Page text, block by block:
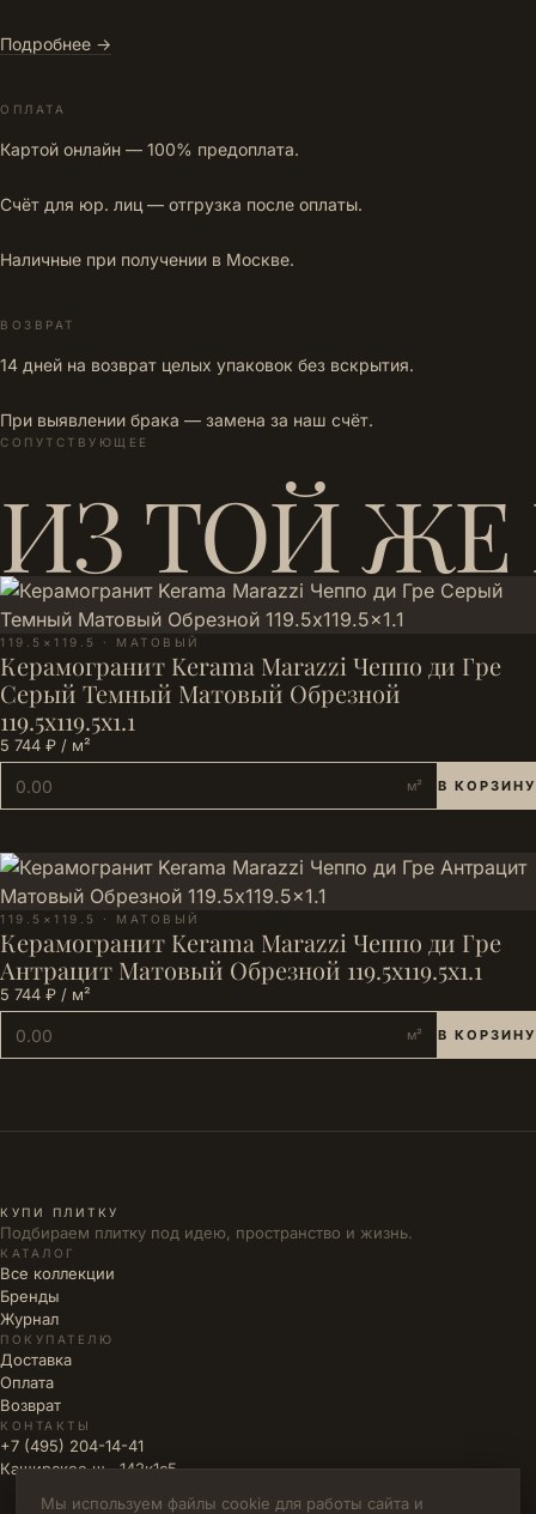
Подробнее →
ОПЛАТА
Картой онлайн — 100% предоплата.
Счёт для юр. лиц — отгрузка после оплаты.
Наличные при получении в Москве.
ВОЗВРАТ
14 дней на возврат целых упаковок без вскрытия.
При выявлении брака — замена за наш счёт.
СОПУТСТВУЮЩЕЕ
ИЗ ТОЙ ЖЕ
119.5×119.5 · МАТОВЫЙ
Керамогранит Kerama Marazzi Чеппо ди Гре
Серый Темный Матовый Обрезной
119.5x119.5x1.1
5 744 ₽ / м²
м² В КОРЗИНУ
119.5×119.5 · МАТОВЫЙ
Керамогранит Kerama Marazzi Чеппо ди Гре
Антрацит Матовый Обрезной 119.5x119.5x1.1
5 744 ₽ / м²
м² В КОРЗИНУ
КУПИ ПЛИТКУ
Подбираем плитку под идею, пространство и жизнь.
КАТАЛОГ
Все коллекции
Бренды
Журнал
ПОКУПАТЕЛЮ
Доставка
Оплата
Возврат
КОНТАКТЫ
+7 (495) 204-14-41
Каширское ш., 142к1с5
Мы используем файлы cookie для работы сайта и